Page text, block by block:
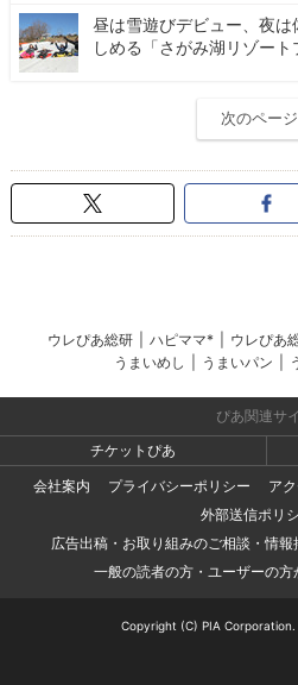
昼は雪遊びデビュー、夜
しめる「さがみ湖リゾート
次のページ
ウレぴあ総研 ハピママ* ウレぴあ
うまいめし
うまいパン
ぴあ関連サ
チケットぴあ
会社案内
プライバシーポリシー
ア
外部送信ポリ
広告出稿・お取り組みのご相談・情
一般の読者の方・ユーザーの
Copyright (C) PIA Corporation.